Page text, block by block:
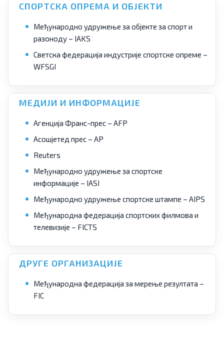
СПОРТСКА ОПРЕМА И ОБЈЕКТИ
Међународно удружење за објекте за спорт и
разоноду – IAKS
Светска федерација индустрије спортске опреме –
WFSGI
МЕДИЈИ И ИНФОРМАЦИЈЕ
Агенција Франс-прес – AFP
Асошјетед прес – AP
Reuters
Међународно удружење за спортске
информације – IASI
Међународно удружење спортске штампе – AIPS
Међународна федерација спортских филмова и
телевизије – FICTS
ДРУГЕ ОРГАНИЗАЦИЈЕ
Међународна федерација за мерење резултата –
FIC